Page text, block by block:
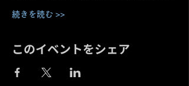
続きを読む >>
このイベントをシェア